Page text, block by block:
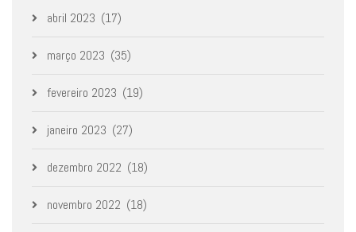
abril 2023 (17)
março 2023 (35)
fevereiro 2023 (19)
janeiro 2023 (27)
dezembro 2022 (18)
novembro 2022 (18)